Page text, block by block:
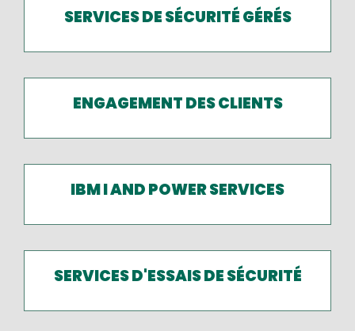
SERVICES DE SÉCURITÉ GÉRÉS
ENGAGEMENT DES CLIENTS
IBM I AND POWER SERVICES
SERVICES D'ESSAIS DE SÉCURITÉ